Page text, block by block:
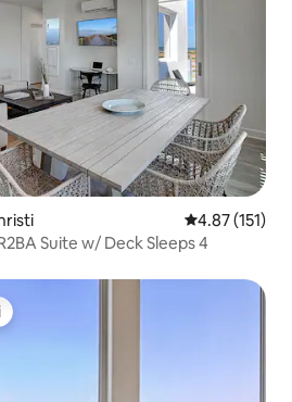
Ukadiriaji wa
4.87 (151)
Suite w/ Deck Sleeps 4